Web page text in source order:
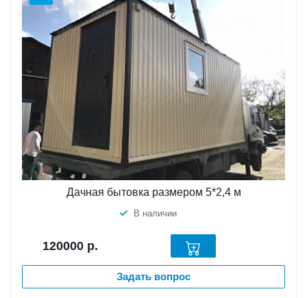
Дачная бытовка размером 5*2,4 м
В наличии
120000 р.
Задать вопрос